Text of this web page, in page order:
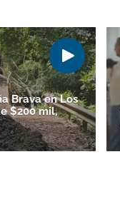
Brava en Los
$200 mil,